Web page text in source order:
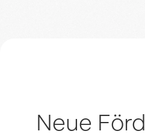
Neue